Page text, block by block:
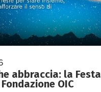
abbraccia: la Festa
OIC